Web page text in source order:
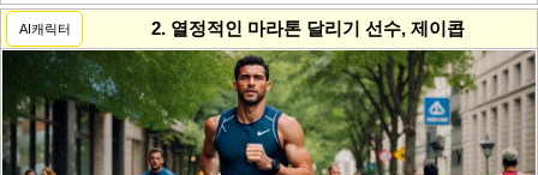
AI캐릭터 2. 열정적인 마라톤 달리기 선수, 제이콥